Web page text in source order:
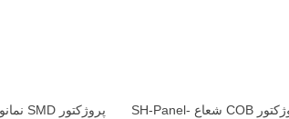
پروژکتور COB شعاع SH-Panel-